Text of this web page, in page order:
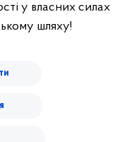
у власних силах
шляху!